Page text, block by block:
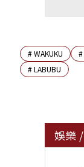
#WAKUKU #
#LABUBU
娛樂 /